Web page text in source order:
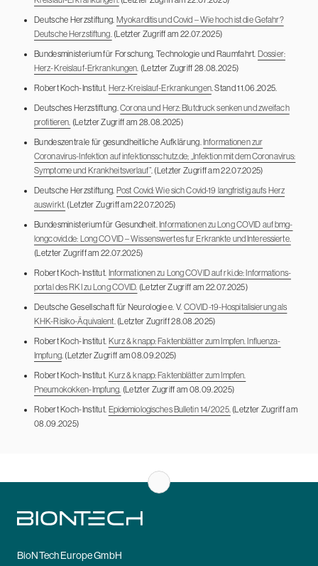
Deutsche Herzstiftung. Myokarditis und Covid – Wie hoch ist die Gefahr?
Deutsche Herzstiftung.(Letzter Zugriff am 22.07.2025)
Bundesministerium für Forschung, Technologie und Raumfahrt. Dossier:
Herz-Kreislauf-Erkrankungen. (Letzter Zugriff 28.08.2025)
Robert Koch-Institut. Herz-Kreislauf-Erkrankungen. Stand 11.06.2025.
Deutsches Herzstiftung.Corona und Herz: Blutdruck senken und zweifach
profitieren. (Letzter Zugriff am 28.08.2025)
Bundeszentrale für gesundheitliche Aufklärung. Informationen zur
Coronavirus-Infektion auf infektionsschutz.de; „Infektion mit dem Coronavirus:
Symptome und Krankheitsverlauf”. (Letzter Zugriff am 22.07.2025)
Deutsche Herzstiftung. Post Covid: Wie sich Covid-19 langfristig aufs Herz
auswirkt. (Letzter Zugriff am 22.07.2025)
Bundesministerium für Gesundheit. Informationen zu Long COVID auf bmg-
longcovid.de: Long COVID – Wissenswertes fur Erkrankte und Interessierte.
(Letzter Zugriff am 22.07.2025)
Robert Koch-Institut. Informationen zu Long COVID auf rki.de: Informations­
portal des RKI zu Long COVID. (Letzter Zugriff am 22.07.2025)
Deutsche Gesellschaft für Neurologie e. V. COVID-19-Hospitalisierung als
KHK-Risiko-Äquivalent. (Letzter Zugriff 28.08.2025)
Robert Koch-Institut. Kurz & knapp: Faktenblätter zum Impfen. Influenza-
Impfung. (Letzter Zugriff am 08.09.2025)
Robert Koch-Institut. Kurz & knapp: Faktenblätter zum Impfen.
Pneumokokken-Impfung. (Letzter Zugriff am 08.09.2025)
Robert Koch-Institut. Epidemiologisches Bulletin 14/2025.(Letzter Zugriff am
08.09.2025)
BioNTech Europe GmbH